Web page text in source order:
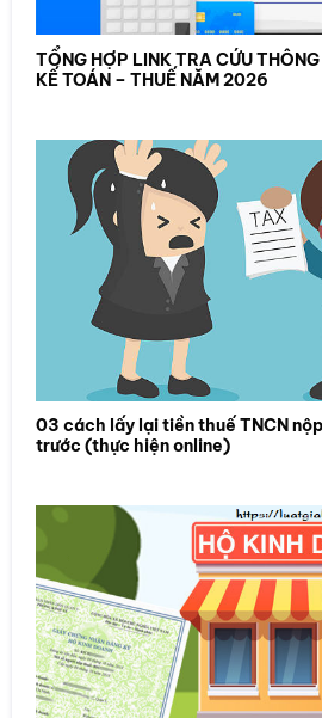
TỔNG HỢP LINK TRA CỨU
KẾ TOÁN – THUẾ NĂM 2026
03 cách lấy lại tiền thuế TNCN
trước (thực hiện online)